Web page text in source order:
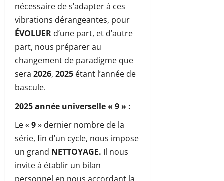
nécessaire de s’adapter à ces
vibrations dérangeantes, pour
ÉVOLUER d’une part, et d’autre
part, nous préparer au
changement de paradigme que
sera 2026, 2025 étant l’année de
bascule.
2025 année universelle « 9 » :
Le «9» dernier nombre de la
série, fin d’un cycle, nous impose
un grand NETTOYAGE. Il nous
invite à établir un bilan